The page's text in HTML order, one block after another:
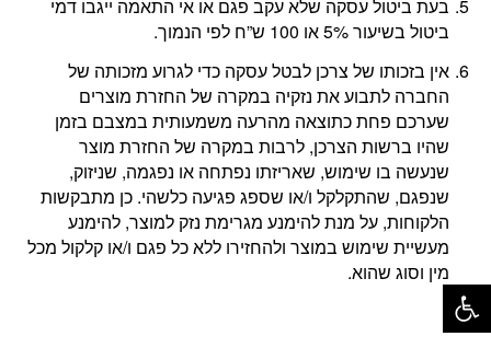
בעת ביטול עסקה שלא עקב פגם או אי התאמה ייגבו דמי
ביטול בשיעור 5% או 100 ש”ח לפי הנמוך.
אין בזכותו של צרכן לבטל עסקה כדי לגרוע מזכותה של
החברה לתבוע את נזקיה במקרה של החזרת מוצרים
שערכם פחת כתוצאה מהרעה משמעותית במצבם בזמן
שהיו ברשות הצרכן, לרבות במקרה של החזרת מוצר
שנעשה בו שימוש, שאריזתו נפתחה או נפגמה, שניזוק,
שנפגם, שהתקלקל ו/או שספג פגיעה כלשהי. כן מתבקשות
הלקוחות, על מנת להימנע מגרימת נזק למוצר, להימנע
מעשיית שימוש במוצר ולהחזירו ללא כל פגם ו/או קלקול מכל
מין וסוג שהוא.
פתח סרגל נגישות